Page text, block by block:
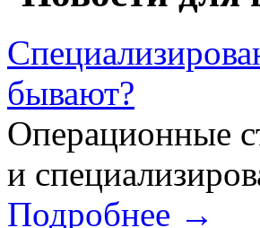
бывают?
Операционные
и
Подробнее →